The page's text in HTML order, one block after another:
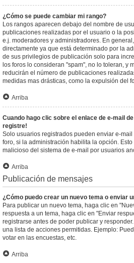
¿Cómo se puede cambiar mi rango?
Los rangos aparecen debajo del nombre de
publicaciones realizadas por el usuario o la
e.j. moderadores y administradores. En
directamente ya que está determinado por la
de sus privilegios de publicación solo para
los foros lo consideran "spam", no lo toleran, y
reducirán el número de publicaciones
medidas mas drásticas, como la expulsión del
Arriba
Cuando hago clic sobre el enlace de e-mail
registre!
Solo usuarios registrados pueden enviar e-mail
foro, si la administración habilita la opción.
malicioso del sistema de e-mail por usuarios
Arriba
Publicación de mensajes
¿Cómo puedo crear un nuevo tema o enviar
Para publicar un nuevo tema, haga clic en
respuesta a un tema, haga clic en "Enviar
registrarse antes de poder publicar y
una lista de acciones permitidas. Ejemplo:
votar en las encuestas, etc.
Arriba